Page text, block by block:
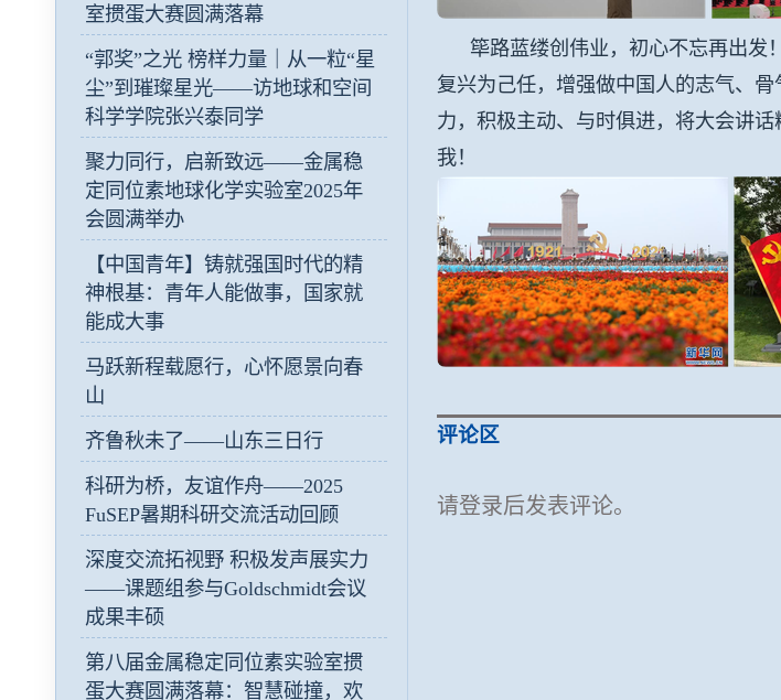
室掼蛋大赛圆满落幕
“郭奖”之光 榜样力量｜从一粒“星
尘”到璀璨星光——访地球和空间
科学学院张兴泰同学
聚力同行，启新致远——金属稳
定同位素地球化学实验室2025年
会圆满举办
【中国青年】铸就强国时代的精
神根基：青年人能做事，国家就
能成大事
马跃新程载愿行，心怀愿景向春
山
齐鲁秋未了——山东三日行
科研为桥，友谊作舟——2025
FuSEP暑期科研交流活动回顾
深度交流拓视野 积极发声展实力
——课题组参与Goldschmidt会议
成果丰硕
第八届金属稳定同位素实验室掼
蛋大赛圆满落幕：智慧碰撞，欢
筚路蓝缕创伟业，初心不忘再出发
复兴为己任，增强做中国人的志气、
力，积极主动、与时俱进，将大会讲
我！
评论区
请登录后发表评论。